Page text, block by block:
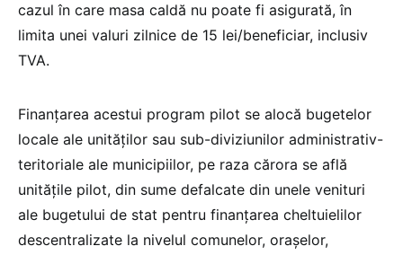
cazul în care masa caldă nu poate fi asigurată, în
limita unei valuri zilnice de 15 lei/beneficiar, inclusiv
TVA.
Finanțarea acestui program pilot se alocă bugetelor
locale ale unităților sau sub-diviziunilor administrativ-
teritoriale ale municipiilor, pe raza cărora se află
unitățile pilot, din sume defalcate din unele venituri
ale bugetului de stat pentru finanțarea cheltuielilor
descentralizate la nivelul comunelor, orașelor,